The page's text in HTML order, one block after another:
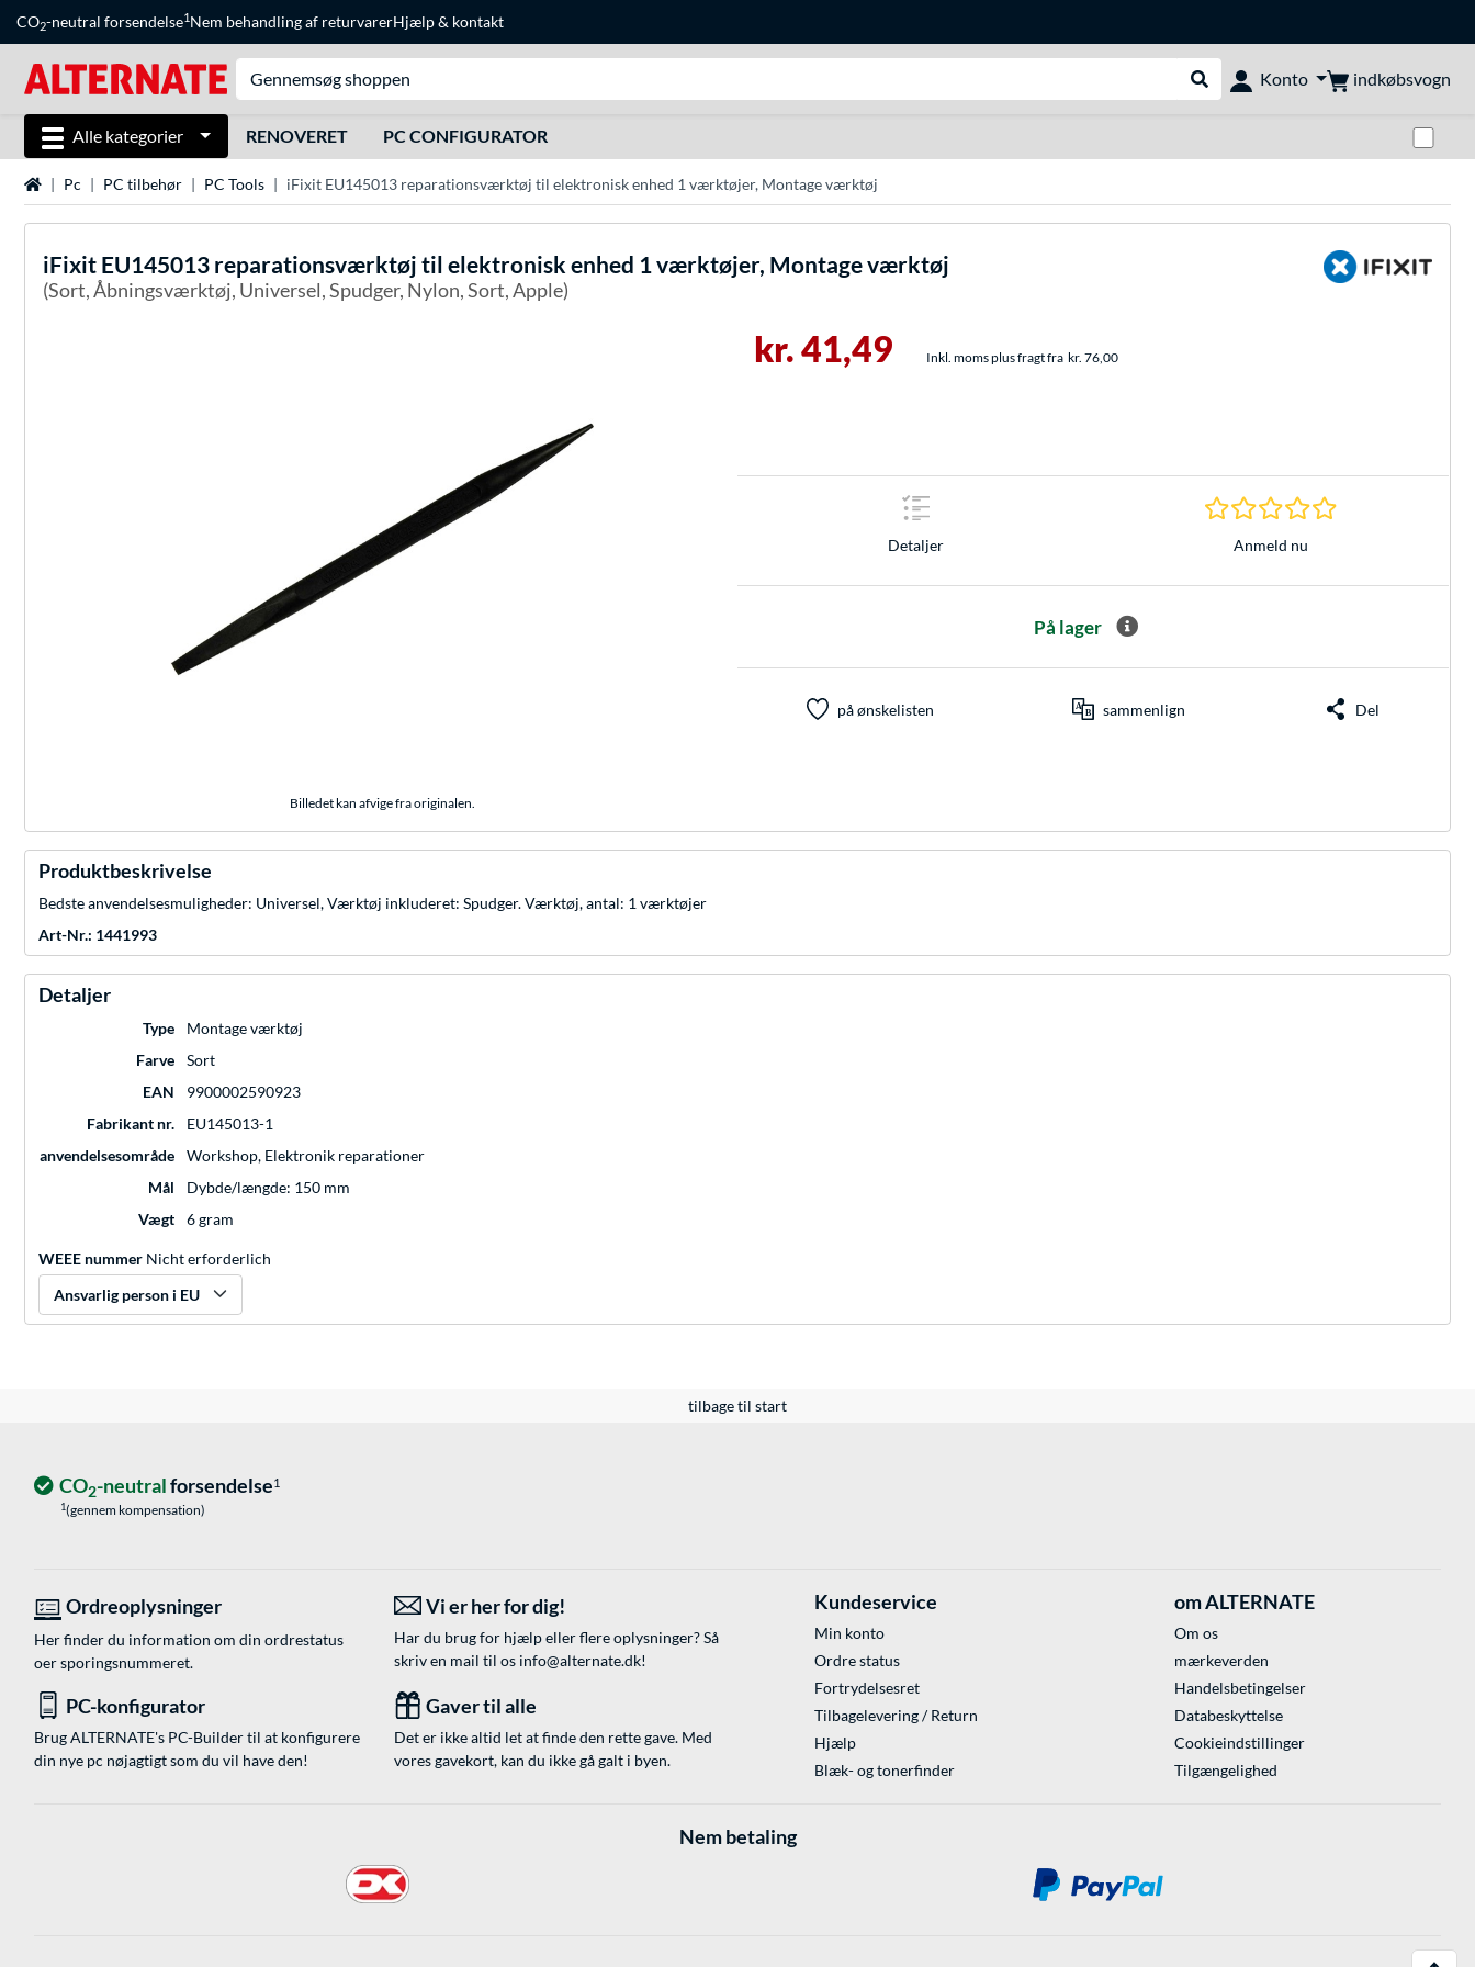
CO2-neutral forsendelse1Nem behandling af returvarerHjælp& kontakt
Udfør søgning
Konto indkøbsvogn
Alle kategorier RENOVERET PC CONFIGURATOR
Startside
Pc PC tilbehør PC Tools iFixit EU145013 reparationsværktøj til elektronisk enhed 1 værktøjer, Montage værktøj
iFixit EU145013 reparationsværktøj til elektronisk enhed 1 værktøjer, Montage værktøj
(Sort, Åbningsværktøj, Universel, Spudger, Nylon, Sort, Apple)
Billedet kan afvige fra originalen.
kr. 41,49 Inkl. moms plus fragt fra kr. 76,00
Detaljer
0.0 Stjerner hos 0
Anmeld nu
På lager
på ønskelisten sammenlign Del
Produktbeskrivelse
Bedste anvendelsesmuligheder: Universel, Værktøj inkluderet: Spudger. Værktøj, antal: 1 værktøjer
Art-Nr.: 1441993
Detaljer
Type
Montage værktøj
Farve
Sort
EAN
9900002590923
Fabrikant nr.
EU145013-1
anvendelsesområde
Workshop, Elektronik reparationer
Mål
Dybde/længde: 150 mm
Vægt
6 gram
WEEE nummer Nicht erforderlich
Ansvarlig person i EU
tilbage til start
CO2-neutralforsendelse1
1(gennem kompensation)
Ordreoplysninger
Her finder du information om din ordrestatus
oer sporingsnummeret.
Vi er her for dig!
Har du brug for hjælp eller flere oplysninger? Så
skriv en mail til os info@alternate.dk!
PC-konfigurator
Brug ALTERNATE's PC-Builder til at konfigurere
din nye pc nøjagtigt som du vil have den!
Gaver til alle
Det er ikke altid let at finde den rette gave. Med
vores gavekort, kan du ikke gå galt i byen.
Kundeservice
Min konto
Ordre status
Fortrydelsesret
Tilbagelevering / Return
Hjælp
Blæk- og tonerfinder
om ALTERNATE
Om os
mærkeverden
Handelsbetingelser
Databeskyttelse
Cookieindstillinger
Tilgængelighed
Nem betaling